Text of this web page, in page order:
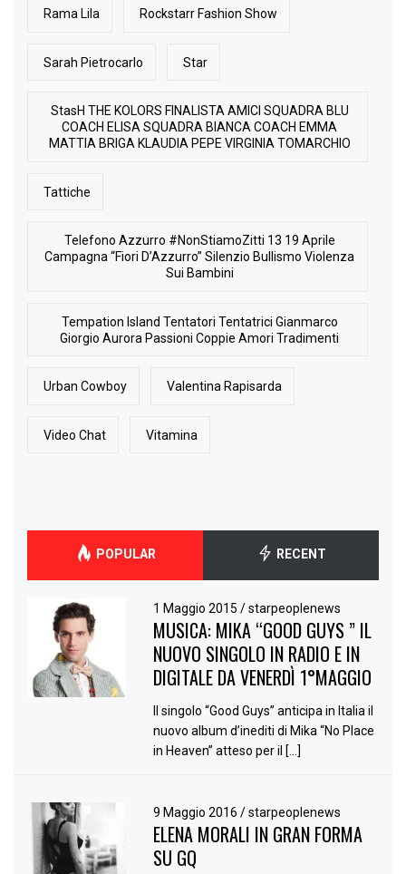
Rama Lila Rockstarr Fashion Show
Sarah Pietrocarlo Star
StasH THE KOLORS FINALISTA AMICI SQUADRA BLU
COACH ELISA SQUADRA BIANCA COACH EMMA
MATTIA BRIGA KLAUDIA PEPE VIRGINIA TOMARCHIO
Tattiche
Telefono Azzurro #NonStiamoZitti 13 19 Aprile
Campagna “Fiori D’Azzurro” Silenzio Bullismo Violenza
Sui Bambini
Tempation Island Tentatori Tentatrici Gianmarco
Giorgio Aurora Passioni Coppie Amori Tradimenti
Urban Cowboy Valentina Rapisarda
Video Chat Vitamina
POPULAR RECENT
1 Maggio 2015/ starpeoplenews
MUSICA: MIKA “GOOD GUYS ” IL
NUOVO SINGOLO IN RADIO E IN
DIGITALE DA VENERDÌ 1°MAGGIO
Il singolo “Good Guys” anticipa in Italia il
nuovo album d’inediti di Mika “No Place
in Heaven” atteso per il […]
9 Maggio 2016/ starpeoplenews
ELENA MORALI IN GRAN FORMA
SU GQ